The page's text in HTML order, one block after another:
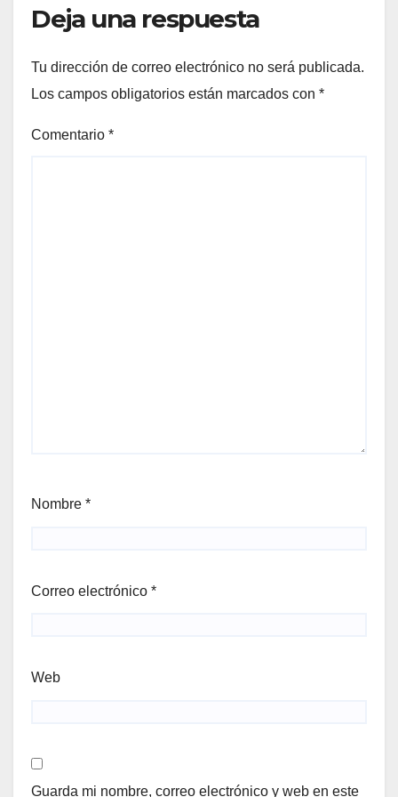
Deja una respuesta
Tu dirección de correo electrónico no será publicada.
Los campos obligatorios están marcados con *
Comentario *
Nombre *
Correo electrónico *
Web
Guarda mi nombre, correo electrónico y web en este